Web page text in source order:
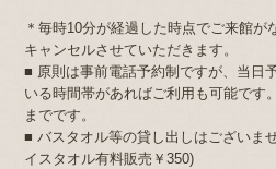
＊毎時10分が経過した時点でご来館が
キャンセルさせていただきます。
■ 原則は事前電話予約制ですが、当日
いる時間帯があればご利用も可能です
までです。
■ バスタオル等の貸し出しはございま
イスタオル有料販売￥350)